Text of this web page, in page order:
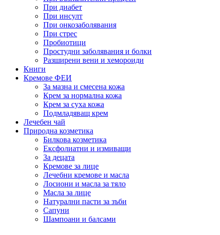
При диабет
При инсулт
При онкозаболявания
При стрес
Пробиотици
Простудни заболявания и болки
Разширени вени и хемороиди
Книги
Кремове ФЕИ
За мазна и смесена кожа
Крем за нормална кожа
Крем за суха кожа
Подмладяващ крем
Лечебен чай
Природна козметика
Билкова козметика
Ексфолиатни и измиващи
За децата
Кремове за лице
Лечебни кремове и масла
Лосиони и масла за тяло
Масла за лице
Натурални пасти за зъби
Сапуни
Шампоани и балсами